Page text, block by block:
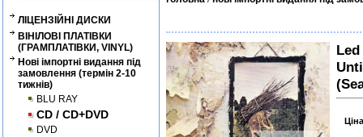
ЛІЦЕНЗІЙНІ ДИСКИ
ВІНІЛОВІ ПЛАТІВКИ
(ГРАМПЛАТІВКИ, VINYL)
Нові імпортні видання під
замовлення (термін 2-10
тижнів)
BLU RAY
CD / CD+DVD
DVD